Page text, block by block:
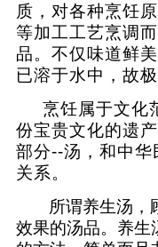
质，对各种烹饪
等加工工艺烹调
品。不仅味道鲜
已溶于水中，故极
烹饪属于文化
份宝贵文化的遗
部分--汤，和中华
关系。
所谓养生汤，
效果的汤品。养生